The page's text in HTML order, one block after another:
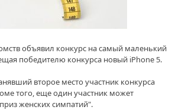
объявил конкурс на самый маленький
победителю конкурса новый iPhone 5.
второе место участник конкурса
того, еще один участник может
женских симпатий".